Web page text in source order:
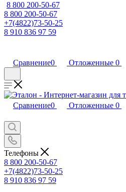
8 800 200-50-67
8 800 200-50-67
+7(4822)73-50-25
8 910 836 97 59
Сравнение0 Отложенные 0
Сравнение0 Отложенные 0
Телефоны
8 800 200-50-67
+7(4822)73-50-25
8 910 836 97 59